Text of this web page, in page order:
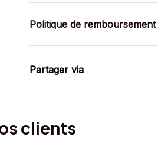
Politique de remboursement
Partager via
clients